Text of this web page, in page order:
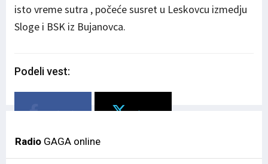
isto vreme sutra , počeće susret u Leskovcu izmedju
Sloge i BSK iz Bujanovca.
Podeli vest:
Facebook Twitter
Radio GAGA online